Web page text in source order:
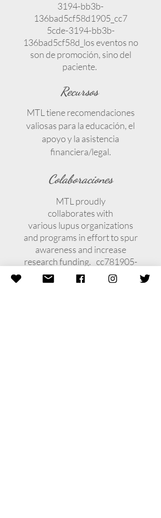
3194-bb3b-
136bad5cf58d1905_cc7
5cde-3194-bb3b-
136bad5cf58d_los eventos no
son de promoción, sino del
paciente.
Recursos
MTL tiene recomendaciones
valiosas para la educación, el
apoyo y la asistencia
financiera/legal.
Colaboraciones
MTL proudly
collaborates with
various lupus organizations
and programs in effort to spur
awareness and increase
research funding. _cc781905-
5cde-3194-bb3b-
136bad5cf58d_